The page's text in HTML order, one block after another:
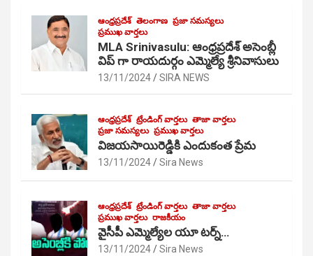
ఆంధ్రప్రదేశ్ తెలంగాణ ప్రజా సమస్యలు
ప్రముఖ వార్తలు
MLA Srinivasulu: ఆంధ్రప్రదేశ్ అసెంబ్లీ
విప్ గా రాయదుర్గం ఎమ్మెల్యే శ్రీనివాసులు
13/11/2024 SIRA NEWS
ఆంధ్రప్రదేశ్ ట్రేండింగ్ వార్తలు తాజా వార్తలు
ప్రజా సమస్యలు ప్రముఖ వార్తలు
విజయసాయిరెడ్డికి ఎందుకంత ప్రేమ
13/11/2024 Sira News
ఆంధ్రప్రదేశ్ ట్రేండింగ్ వార్తలు తాజా వార్తలు
ప్రముఖ వార్తలు రాజకీయం
వైసీపీ ఎమ్మెల్యేల యూ టర్న్…
13/11/2024 Sira News